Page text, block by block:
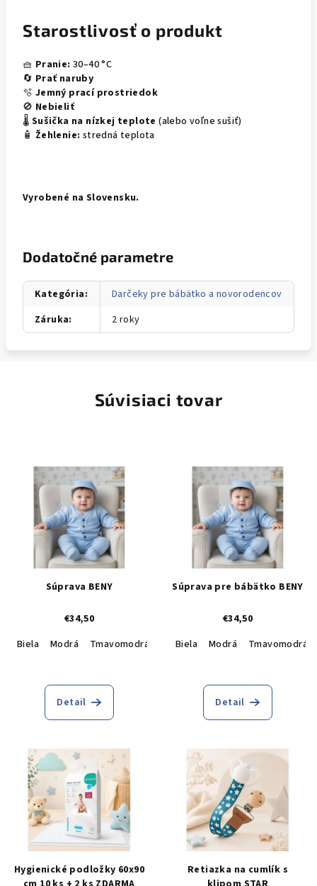
Starostlivosť o produkt
🧺 Pranie: 30–40 °C
🔄 Prať naruby
🫧 Jemný prací prostriedok
🚫 Nebieliť
🌡️ Sušička na nízkej teplote (alebo voľne sušiť)
🧴 Žehlenie: stredná teplota
Vyrobené na Slovensku.
Dodatočné parametre
Kategória:
Darčeky pre bábätko a novorodencov
Záruka: 2 roky
Súvisiaci tovar
Súprava BENY
€34,50
Biela
Modrá Tmavomodrá
Detail
Súprava pre bábätko BENY
€34,50
Biela
Modrá Tmavomodrá
Detail
Hygienické podložky 60x90
Retiazka na cumlík s